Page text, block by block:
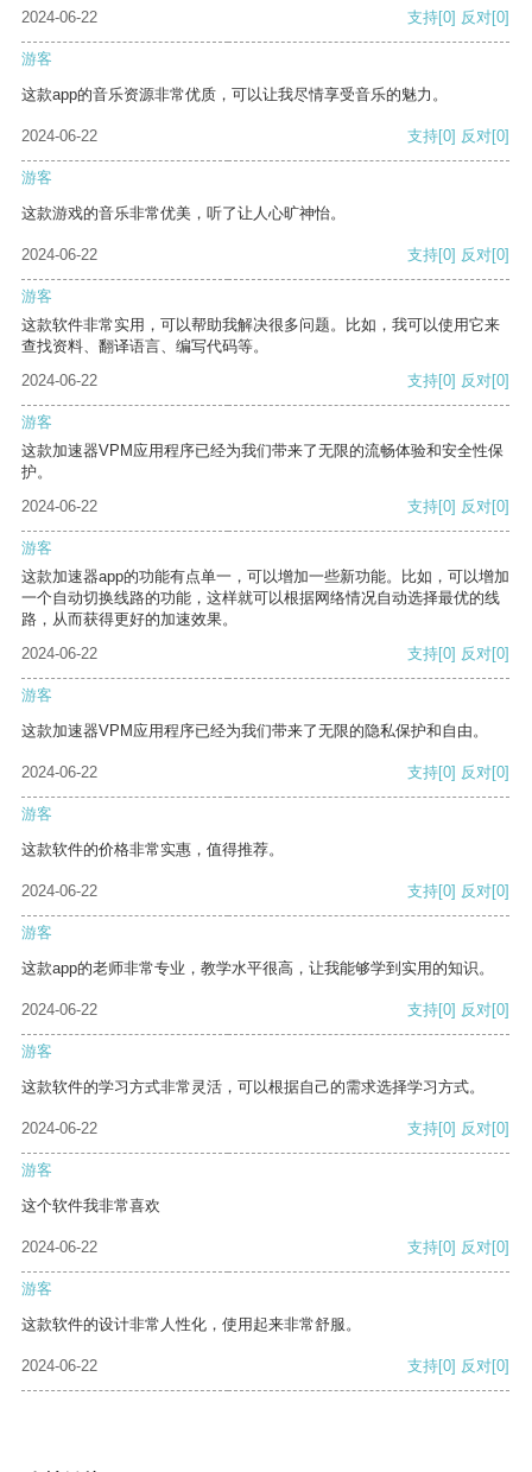
2024-06-22 支持[0] 反对[0]
游客
这款app的音乐资源非常优质，可以让我尽情享受音乐的魅力。
2024-06-22 支持[0] 反对[0]
游客
这款游戏的音乐非常优美，听了让人心旷神怡。
2024-06-22 支持[0] 反对[0]
游客
这款软件非常实用，可以帮助我解决很多问题。比如，我可以使用它来
查找资料、翻译语言、编写代码等。
2024-06-22
支持[0] 反对[0]
游客
这款加速器VPM应用程序已经为我们带来了无限的流畅体验和安全性保
护。
2024-06-22
支持[0] 反对[0]
游客
这款加速器app的功能有点单一，可以增加一些新功能。比如，可以增加
一个自动切换线路的功能，这样就可以根据网络情况自动选择最优的线
路，从而获得更好的加速效果。
2024-06-22
支持[0] 反对[0]
游客
这款加速器VPM应用程序已经为我们带来了无限的隐私保护和自由。
2024-06-22 支持[0] 反对[0]
游客
这款软件的价格非常实惠，值得推荐。
2024-06-22 支持[0] 反对[0]
游客
这款app的老师非常专业，教学水平很高，让我能够学到实用的知识。
2024-06-22 支持[0] 反对[0]
游客
这款软件的学习方式非常灵活，可以根据自己的需求选择学习方式。
2024-06-22 支持[0] 反对[0]
游客
这个软件我非常喜欢
2024-06-22 支持[0] 反对[0]
游客
这款软件的设计非常人性化，使用起来非常舒服。
2024-06-22 支持[0] 反对[0]